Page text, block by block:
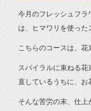
今月のフレッシュフラ
は、ヒマワリを使った
こちらのコースは、花
スパイラルに束ねる
直しているうちに、お
そんな苦労の末、仕上